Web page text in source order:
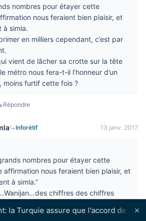
nombres pour étayer cette
nous feraient bien plaisir, et
à simla.
en milliers cependant, c’est par
vient de lâcher sa crotte sur la tête
métro nous fera-t-il l’honneur d’un
moins furtif cette fois ?
Répondre
Inforétif 13 janv. 2017
nombres pour étayer cette
affirmation nous feraient bien plaisir, et
à simla.”
chiffres des chiffres
exprimer en milliers cependant, c’est
assure que l'accord de La